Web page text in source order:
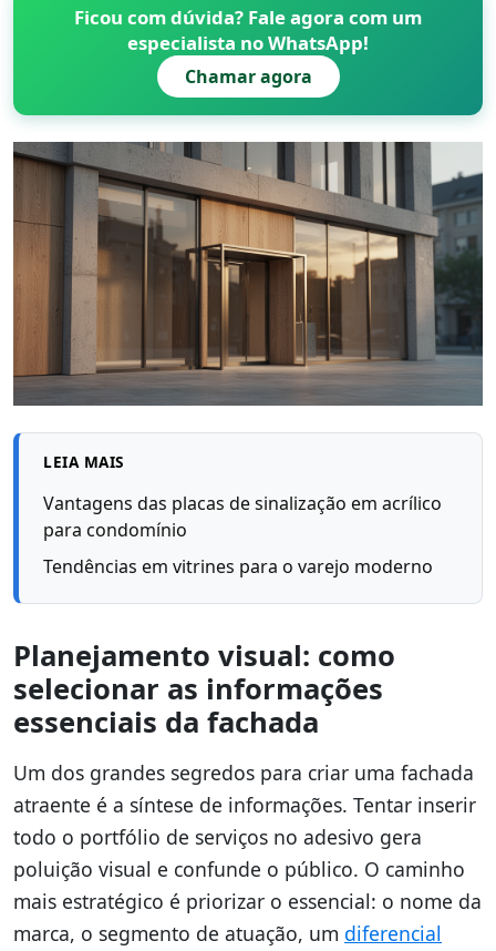
Ficou com dúvida? Fale agora com um
especialista no WhatsApp!
Chamar agora
LEIA MAIS
Vantagens das placas de sinalização em acrílico
para condomínio
Tendências em vitrines para o varejo moderno
Planejamento visual: como
selecionar as informações
essenciais da fachada
Um dos grandes segredos para criar uma fachada
atraente é a síntese de informações. Tentar inserir
todo o portfólio de serviços no adesivo gera
poluição visual e confunde o público. O caminho
mais estratégico é priorizar o essencial: o nome da
marca, o segmento de atuação, um diferencial